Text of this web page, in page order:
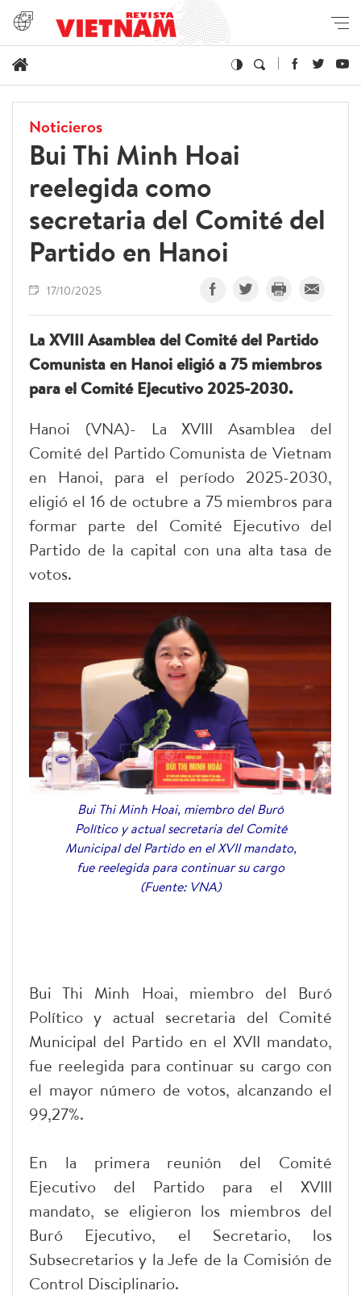
Noticieros
Bui Thi Minh Hoai
reelegida como
secretaria del Comité del
Partido en Hanoi
17/10/2025
La XVIII Asamblea del Comité del Partido
Comunista en Hanoi eligió a 75 miembros
para el Comité Ejecutivo 2025-2030.
Hanoi (VNA)- La XVIII Asamblea del
Comité del Partido Comunista de Vietnam
en Hanoi, para el período 2025-2030,
eligió el 16 de octubre a 75 miembros para
formar parte del Comité Ejecutivo del
Partido de la capital con una alta tasa de
votos.
Bui Thi Minh Hoai, miembro del Buró
Político y actual secretaria del Comité
Municipal del Partido en el XVII mandato,
fue reelegida para continuar su cargo
(Fuente: VNA)
Bui Thi Minh Hoai, miembro del Buró
Político y actual secretaria del Comité
Municipal del Partido en el XVII mandato,
fue reelegida para continuar su cargo con
el mayor número de votos, alcanzando el
99,27%.
En la primera reunión del Comité
Ejecutivo del Partido para el XVIII
mandato, se eligieron los miembros del
Buró Ejecutivo, el Secretario, los
Subsecretarios y la Jefe de la Comisión de
Control Disciplinario.